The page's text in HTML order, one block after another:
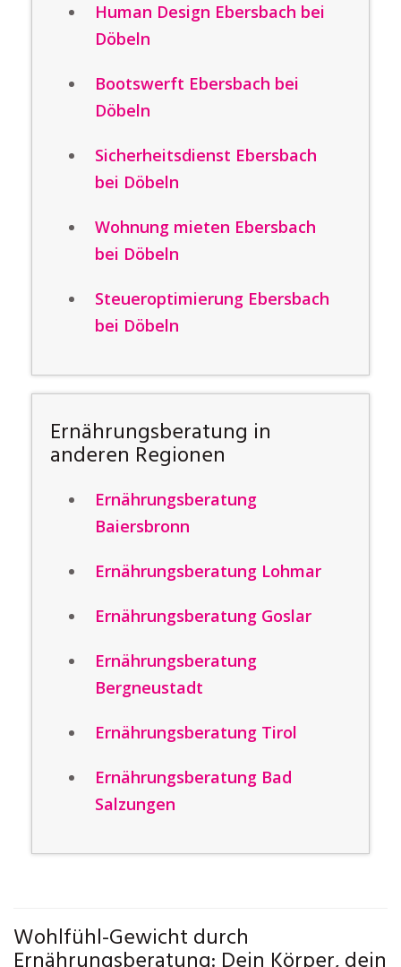
Human Design Ebersbach bei
Döbeln
Bootswerft Ebersbach bei
Döbeln
Sicherheitsdienst Ebersbach
bei Döbeln
Wohnung mieten Ebersbach
bei Döbeln
Steueroptimierung Ebersbach
bei Döbeln
Ernährungsberatung in
anderen Regionen
Ernährungsberatung
Baiersbronn
Ernährungsberatung Lohmar
Ernährungsberatung Goslar
Ernährungsberatung
Bergneustadt
Ernährungsberatung Tirol
Ernährungsberatung Bad
Salzungen
Wohlfühl-Gewicht durch